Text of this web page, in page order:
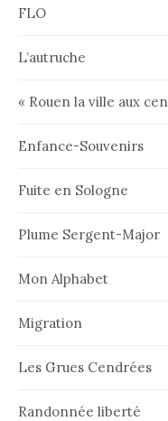
FLO
L’autruche
« Rouen la ville aux
Enfance-Souvenirs
Fuite en Sologne
Plume Sergent-Major
Mon Alphabet
Migration
Les Grues Cendrées
Randonnée liberté